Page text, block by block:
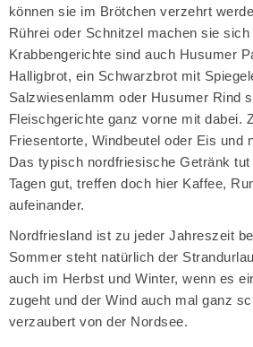
können sie im Brötchen verzehrt
Rührei oder Schnitzel machen sie
Krabbengerichte sind auch Husumer
Halligbrot, ein Schwarzbrot mit
Salzwiesenlamm oder Husumer Rind
Fleischgerichte ganz vorne mit dabei.
Friesentorte, Windbeutel oder Eis und
Das typisch nordfriesische Getränk
Tagen gut, treffen doch hier Kaffee,
aufeinander.
Nordfriesland ist zu jeder Jahreszeit
Sommer steht natürlich der
auch im Herbst und Winter, wenn es
zugeht und der Wind auch mal ganz
verzaubert von der Nordsee.